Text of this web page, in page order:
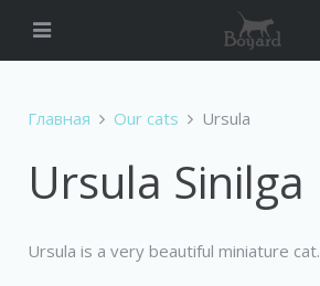
Главная Our cats Ursula
Ursula Sinilga
Ursula is a very beautiful miniature cat.